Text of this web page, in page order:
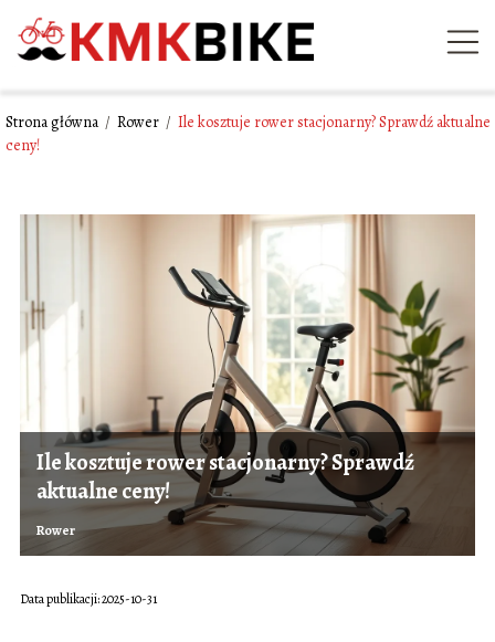
Strona główna / Rower / Ile kosztuje rower stacjonarny? Sprawdź aktualne
ceny!
Ile kosztuje rower stacjonarny? Sprawdź
aktualne ceny!
Rower
Data publikacji: 2025-10-31